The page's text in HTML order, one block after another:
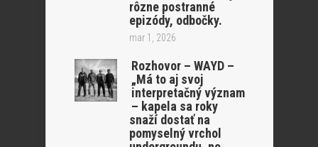
rôzne postranné
epizódy, odbočky.
mar 1, 2026
Rozhovor – WAYD –
„Má to aj svoj
interpretačný význam
– kapela sa roky
snaží dostať na
pomyselný vrchol